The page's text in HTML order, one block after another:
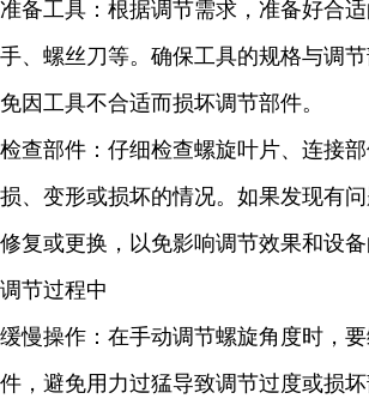
准备工具：根据调节需求，准备好合
手、螺丝刀等。确保工具的规格与调
免因工具不合适而损坏调节部件。
检查部件：仔细检查螺旋叶片、连接
损、变形或损坏的情况。如果发现有
修复或更换，以免影响调节效果和设备
调节过程中
缓慢操作：在手动调节螺旋角度时，
件，避免用力过猛导致调节过度或损